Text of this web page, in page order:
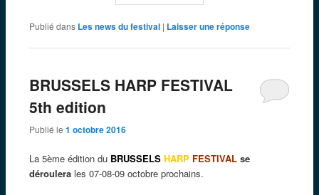
Publié dans Les news du festival | Laisser une réponse
BRUSSELS HARP FESTIVAL
5th edition
Publié le 1 octobre 2016
La 5ème édition du BRUSSELS HARP FESTIVALse
déroulera les 07-08-09 octobre prochains.